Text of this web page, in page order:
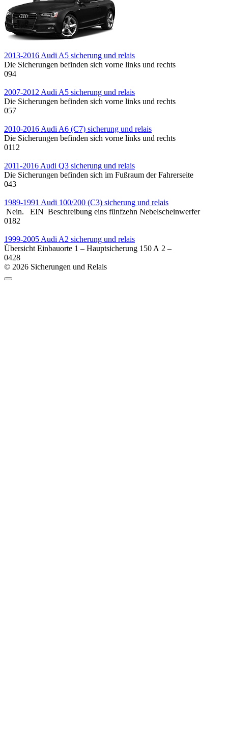
2013-2016 Audi A5 sicherung und relais
Die Sicherungen befinden sich vorne links und rechts
094
2007-2012 Audi A5 sicherung und relais
Die Sicherungen befinden sich vorne links und rechts
057
2010-2016 Audi A6 (C7) sicherung und relais
Die Sicherungen befinden sich vorne links und rechts
0112
2011-2016 Audi Q3 sicherung und relais
Die Sicherungen befinden sich im Fußraum der Fahrerseite
043
1989-1991 Audi 100/200 (C3) sicherung und relais
Nein. EIN Beschreibung eins fünfzehn Nebelscheinwerfer
0182
1999-2005 Audi A2 sicherung und relais
Übersicht Einbauorte 1 – Hauptsicherung 150 A 2 –
0428
© 2026 Sicherungen und Relais